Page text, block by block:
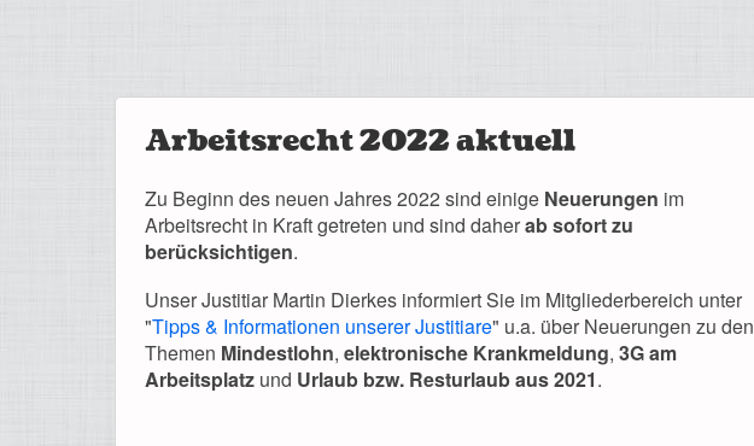
Arbeitsrecht 2022 aktuell
Zu Beginn des neuen Jahres 2022 sind einige Neuerungen im
Arbeitsrecht in Kraft getreten und sind daherab sofort zu
berücksichtigen.
Unser Justitiar Martin Dierkes informiert Sie im Mitgliederbereich unter
"Tipps & Informationen unserer Justitiare" u.a. über Neuerungen zu den
Themen Mindestlohn, elektronische Krankmeldung, 3G am
Arbeitsplatz und Urlaub bzw. Resturlaub aus 2021.